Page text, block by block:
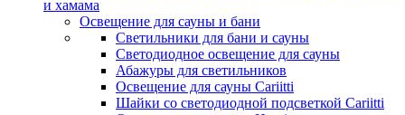
и хамама
Освещение для сауны и бани
Светильники для бани и сауны
Светодиодное освещение для сауны
Абажуры для светильников
Освещение для сауны Cariitti
Шайки со светодиодной подсветкой Cariitti